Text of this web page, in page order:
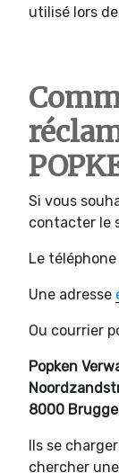
utilisé lors de
Si vous
contacter le
Le
Une adresse
Ou courrier
Popken
8000
Ils se
chercher